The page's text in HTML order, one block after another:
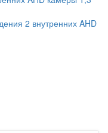
2 внутренних AHD